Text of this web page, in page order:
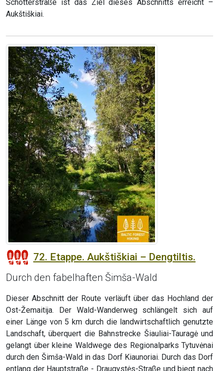
Schotterstraße ist das Ziel dieses Abschnitts erreicht –
Aukštiškiai.
72. Etappe. Aukštiškiai – Dengtiltis.
Durch den fabelhaften Šimša-Wald
Dieser Abschnitt der Route verläuft über das Hochland der
Ost-Žemaitija. Der Wald-Wanderweg schlängelt sich auf
einer Länge von 5 km durch die landwirtschaftlich genutzte
Landschaft, überquert die Bahnstrecke Šiauliai-Tauragė und
gelangt über kleine Waldwege des Regionalparks Tytuvėnai
durch den Šimša-Wald in das Dorf Kiaunoriai. Durch das Dorf
entlang der Hauptstraße - Draugystės-Straße und biegt nach